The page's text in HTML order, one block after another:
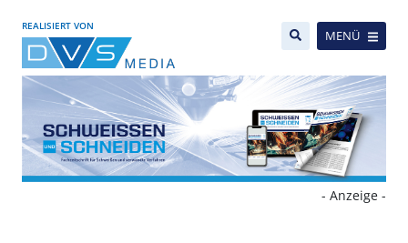
REALISIERT VON
MENÜ
- Anzeige -